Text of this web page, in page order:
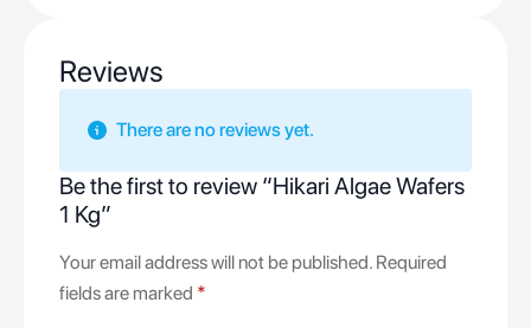
Reviews
There are no reviews yet.
Be the first to review “Hikari Algae Wafers
1 Kg”
Your email address will not be published. Required
fields are marked *